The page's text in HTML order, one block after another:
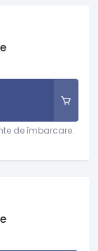
de îmbarcare.